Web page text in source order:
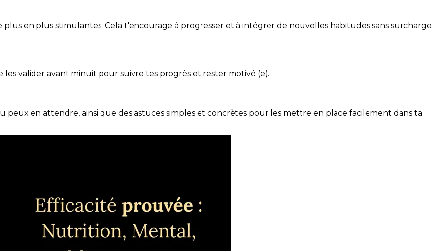
en plus stimulantes. Cela t'encourage à progresser et à intégrer de nouvelles habitudes sans surcharge
valider avant minuit pour suivre tes progrès et rester motivé (e).
en attendre, ainsi que des astuces simples et concrètes pour les mettre en place facilement dans ta